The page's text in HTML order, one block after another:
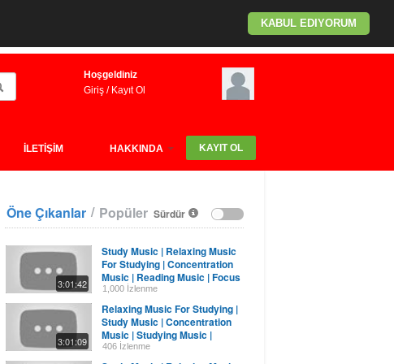
KABUL EDIYORUM
Hoşgeldiniz
Giriş/ Kayıt Ol
İLETİŞİM HAKKINDA KAYIT OL
Sürdür
Öne Çıkanlar / Popüler
3:01:42
Study Music | Relaxing Music
For Studying | Concentration
Music | Reading Music | Focus
Music
1,000 İzlenme
3:01:09
Relaxing Music For Studying |
Study Music | Concentration
Music | Studying Music |
Reading Music
406 İzlenme